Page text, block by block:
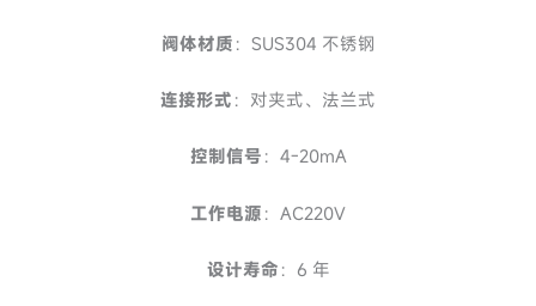
阀体材质 ：SUS304 不锈钢
连接形式 ：对夹式、法兰式
控制信号 ：4-20mA
工作电源 ：AC220V
设计寿命 ：6 年